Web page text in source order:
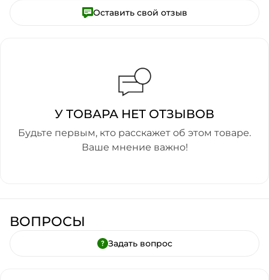
Оставить свой отзыв
У ТОВАРА НЕТ ОТЗЫВОВ
Будьте первым, кто расскажет об этом товаре.
Ваше мнение важно!
ВОПРОСЫ
Задать вопрос